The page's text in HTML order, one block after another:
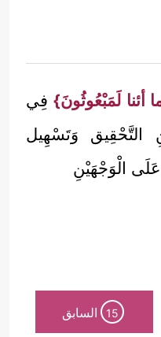
أئنا لَمَبْعُوثُونَ}فِي
التَّحْقِيق وَتَسْهِيل
عَلَى الْوَجْهَيْنِ
15 السابق